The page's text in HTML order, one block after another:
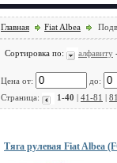
Главная Fiat Albea
Сортировка по: алфавиту
Цена от:
до:
Страница:
1-40 | 41-81 |
Тяга рулевая Fiat Albea